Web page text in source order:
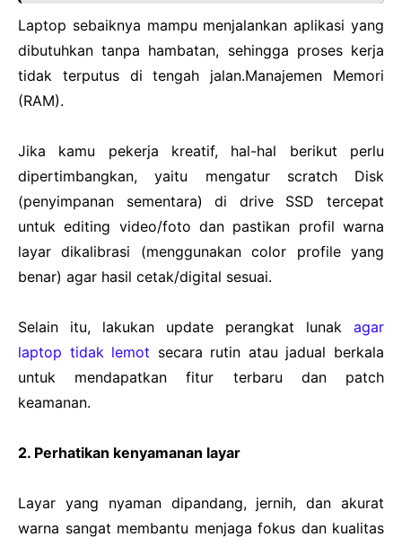
Laptop sebaiknya mampu menjalankan aplikasi yang
dibutuhkan tanpa hambatan, sehingga proses kerja
tidak terputus di tengah jalan.Manajemen Memori
(RAM).
Jika kamu pekerja kreatif, hal-hal berikut perlu
dipertimbangkan, yaitu mengatur scratch Disk
(penyimpanan sementara) di drive SSD tercepat
untuk editing video/foto dan pastikan profil warna
layar dikalibrasi (menggunakan color profile yang
benar) agar hasil cetak/digital sesuai.
Selain itu, lakukan update perangkat lunak agar
laptop tidak lemot secara rutin atau jadual berkala
untuk mendapatkan fitur terbaru dan patch
keamanan.
2. Perhatikan kenyamanan layar
Layar yang nyaman dipandang, jernih, dan akurat
warna sangat membantu menjaga fokus dan kualitas